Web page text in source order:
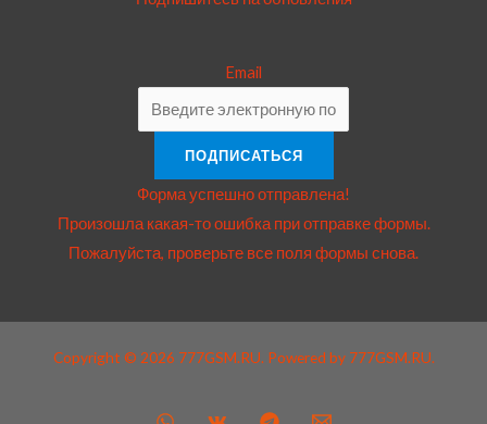
Email
ПОДПИСАТЬСЯ
Форма успешно отправлена!
Произошла какая-то ошибка при отправке формы.
Пожалуйста, проверьте все поля формы снова.
Copyright © 2026 777GSM.RU. Powered by 777GSM.RU.